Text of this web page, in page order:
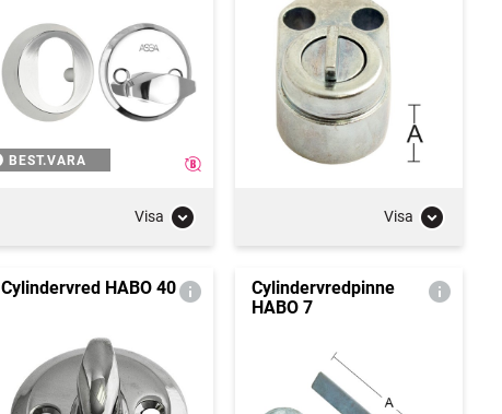
BEST.VARA
Visa Visa
Cylindervred HABO 40
Cylindervredpinne
HABO 7